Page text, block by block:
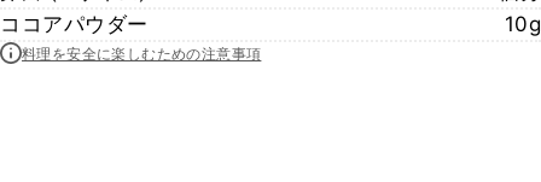
ココアパウダー
10g
料理を安全に楽しむための注意事項